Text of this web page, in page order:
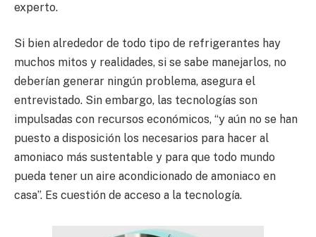
experto.
Si bien alrededor de todo tipo de refrigerantes hay
muchos mitos y realidades, si se sabe manejarlos, no
deberían generar ningún problema, asegura el
entrevistado. Sin embargo, las tecnologías son
impulsadas con recursos económicos, “y aún no se han
puesto a disposición los necesarios para hacer al
amoniaco más sustentable y para que todo mundo
pueda tener un aire acondicionado de amoniaco en
casa”. Es cuestión de acceso a la tecnología.